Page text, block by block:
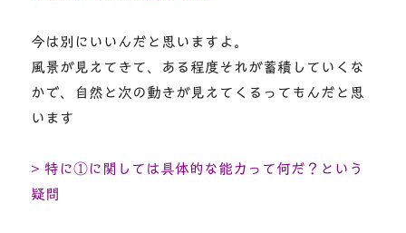
今は別にいいんだと思いますよ。
風景が見えてきて、ある程度それが蓄積していくな
かで、自然と次の動きが見えてくるってもんだと思
います
> 特に①に関しては具体的な能力って何だ？という
疑問